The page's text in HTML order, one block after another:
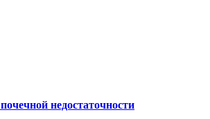
недостаточности